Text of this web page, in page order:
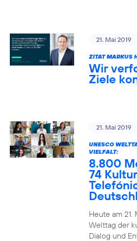
21. Mai 2019
ZITAT MARKUS
Wir
Ziele
21. Mai 2019
UNESCO
VIELFALT:
8.800
74
Heute am 21.
Welttag der
Dialog und